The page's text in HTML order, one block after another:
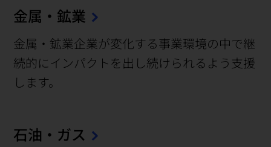
金属・鉱業
金属・鉱業企業が変化する事業環境の中で継
続的にインパクトを出し続けられるよう支援
します。
石油・ガス